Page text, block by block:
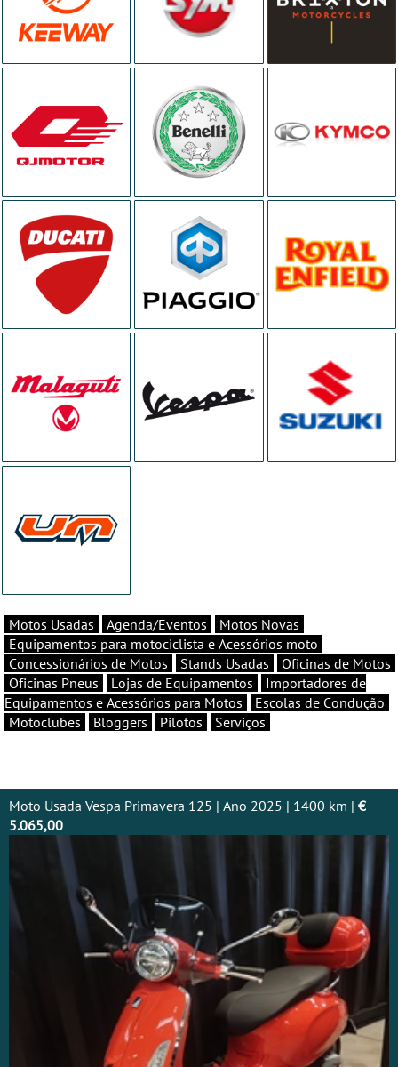
Motos Usadas Agenda/Eventos
Motos Novas
Equipamentos para motociclista e Acessórios moto
Concessionários de Motos
Stands Usadas
Oficinas de Motos
Oficinas Pneus
Lojas de Equipamentos
Importadores de
Equipamentos e Acessórios para Motos
Escolas de Condução
Motoclubes
Bloggers Pilotos Serviços
Moto Usada Vespa Primavera 125 | Ano 2025 | 1400 km | €
5.065,00